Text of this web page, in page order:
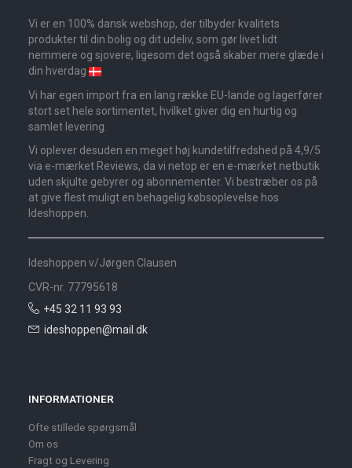
Vi er en 100% dansk webshop, der tilbyder kvalitets
produkter til din bolig og dit udeliv, som gør livet lidt
nemmere og sjovere, ligesom det også skaber mere glæde i
din hverdag
Vi har egen import fra en lang række EU-lande og lagerfører
stort set hele sortimentet, hvilket giver dig en hurtig og
samlet levering.
Vi oplever desuden en meget høj kundetilfredshed på 4,9/5
via e-mærket Reviews, da vi netop er en e-mærket netbutik
uden skjulte gebyrer og abonnementer. Vi bestræber os på
at give flest muligt en behagelig købsoplevelse hos
Ideshoppen.
Ideshoppen v/Jørgen Clausen
CVR-nr. 77795618
+45 32 11 93 93
ideshoppen@mail.dk
INFORMATIONER
Ofte stillede spørgsmål
Om os
Fragt og Levering